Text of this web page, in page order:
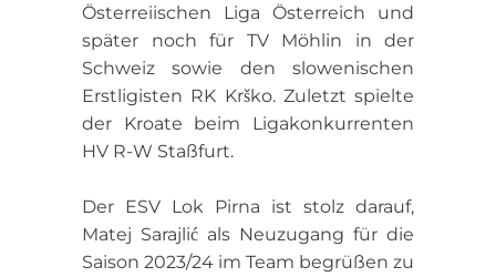
Österreiischen Liga Österreich und
später noch für TV Möhlin in der
Schweiz sowie den slowenischen
Erstligisten RK Krško. Zuletzt spielte
der Kroate beim Ligakonkurrenten
HV R-W Staßfurt.
Der ESV Lok Pirna ist stolz darauf,
Matej Sarajlić als Neuzugang für die
Saison 2023/24 im Team begrüßen zu